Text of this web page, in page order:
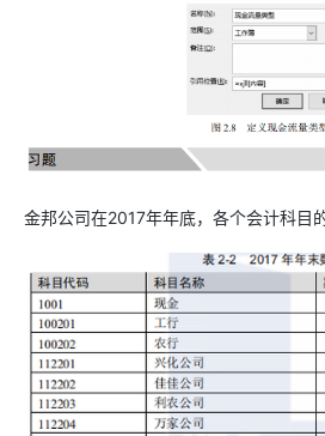
金邦公司在2017年年底，各个会计科目